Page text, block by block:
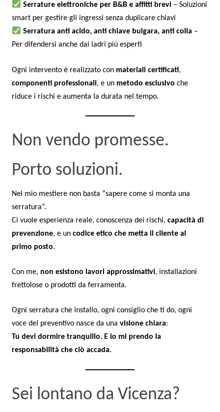
Serrature elettroniche per B&B e affitti brevi– Soluzioni
smart per gestire gli ingressi senza duplicare chiavi
Serratura anti acido, anti chiave bulgara, anti colla –
Per difendersi anche dai ladri più esperti
Ogni intervento è realizzato con materiali certificati,
componenti professionali, e un metodo esclusivo che
riduce i rischi e aumenta la durata nel tempo.
Non vendo promesse.
Porto soluzioni.
Nel mio mestiere non basta “sapere come si monta una
serratura”.
Ci vuole esperienza reale, conoscenza dei rischi,capacità di
prevenzione, e uncodice etico che metta il cliente al
primo posto.
Con me, non esistono lavori approssimativi, installazioni
frettolose o prodotti da ferramenta.
Ogni serratura che installo, ogni consiglio che ti do, ogni
voce del preventivo nasce da unavisione chiara:
Tu devi dormire tranquillo. E io mi prendo la
responsabilità che ciò accada.
Sei lontano da Vicenza?